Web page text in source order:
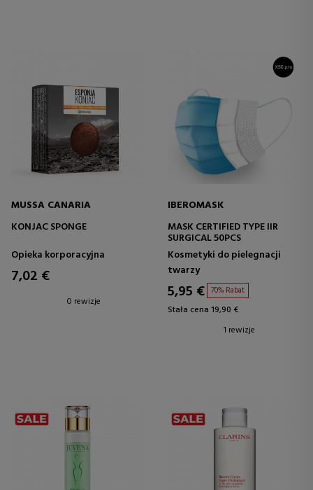
MUSSA CANARIA
KONJAC SPONGE
Opieka korporacyjna
7,02 €
0 rewizje
IBEROMASK
MASK CERTIFIED TYPE IIR
SURGICAL 50PCS
Kosmetyki do pielegnacji
twarzy
5,95 € 70% Rabat
Stała cena 19,90 €
1 rewizje